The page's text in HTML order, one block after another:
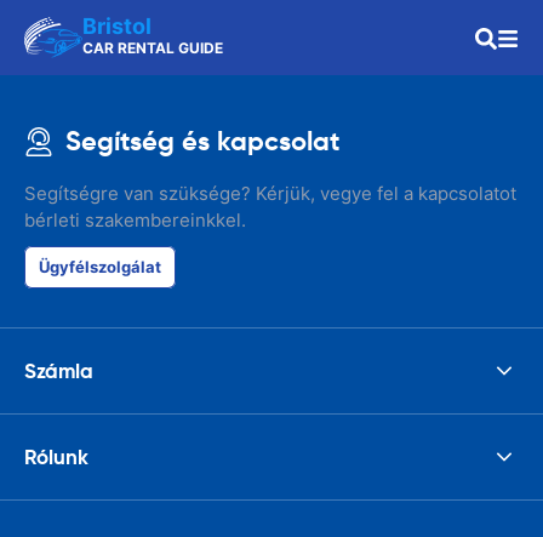
Bristol
CAR RENTAL GUIDE
Segítség és kapcsolat
Segítségre van szüksége? Kérjük, vegye fel a kapcsolatot
bérleti szakembereinkkel.
Ügyfélszolgálat
Számla
Rólunk